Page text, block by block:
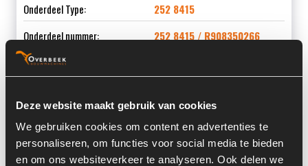
Deze website maakt gebruik van cookies
We gebruiken cookies om content en advertenties te
personaliseren, om functies voor social media te bieden
en om ons websiteverkeer te analyseren. Ook delen we
Onderdeel Type:
252 8415
Onderdeel nummer:
252 8415 / R908350266
Informatie
Locatie:
3B1